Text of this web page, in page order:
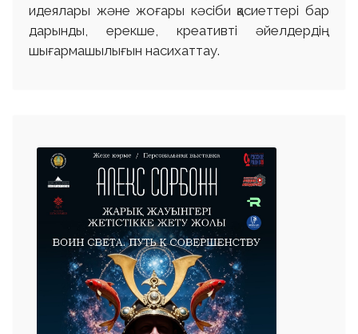
идеялары және жоғары кәсіби қасиеттері бар
дарынды, ерекше, креативті әйелдердің
шығармашылығын насихаттау.